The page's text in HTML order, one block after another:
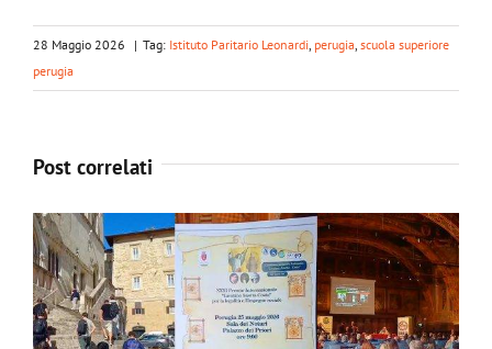
28 Maggio 2026 | Tag: Istituto Paritario Leonardi, perugia, scuola superiore
perugia
Post correlati